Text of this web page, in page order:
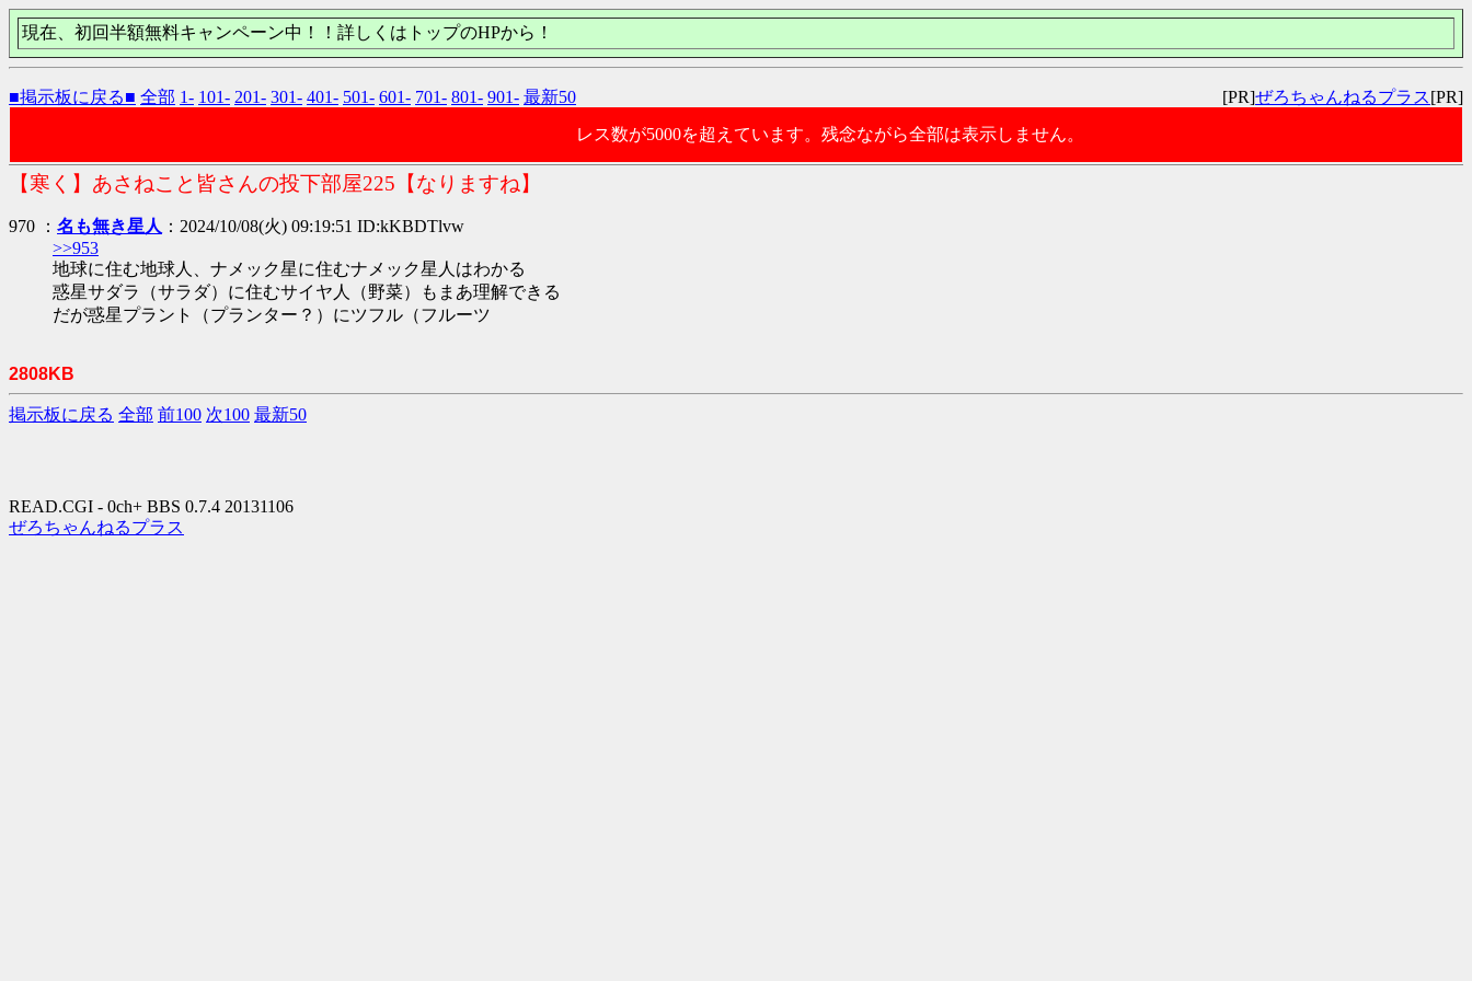
現在、初回半額無料キャンペーン中！！詳しくはトップのHPから！
■掲示板に戻る■ 全部 1- 101- 201- 301- 401- 501- 601- 701- 801- 901- 最新50 [PR]ぜろちゃんねるプラス[PR]
レス数が5000を超えています。残念ながら全部は表示しません。
【寒く】あさねこと皆さんの投下部屋225【なりますね】
970 ： 名も無き星人 ：2024/10/08(火) 09:19:51 ID:kKBDTlvw
>>953
地球に住む地球人、ナメック星に住むナメック星人はわかる
惑星サダラ（サラダ）に住むサイヤ人（野菜）もまあ理解できる
だが惑星プラント（プランター？）にツフル（フルーツ
2808KB
掲示板に戻る 全部 前100 次100 最新50
READ.CGI - 0ch+ BBS 0.7.4 20131106
ぜろちゃんねるプラス